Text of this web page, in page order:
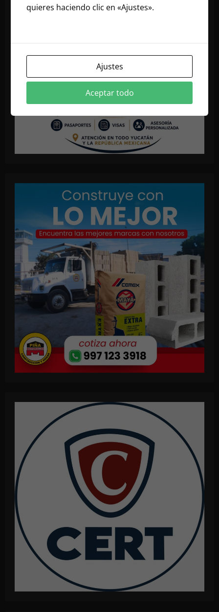
quieres haciendo clic en «Ajustes».
Ajustes
Aceptar todo